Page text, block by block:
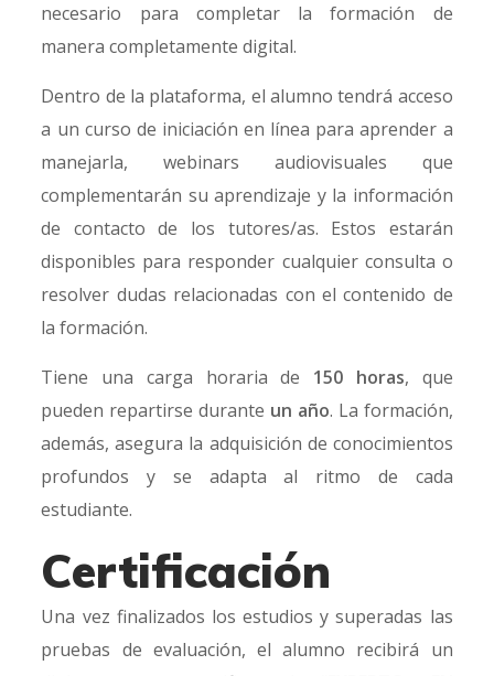
necesario para completar la formación de
manera completamente digital.
Dentro de la plataforma, el alumno tendrá acceso
a un curso de iniciación en línea para aprender a
manejarla, webinars audiovisuales que
complementarán su aprendizaje y la información
de contacto de los tutores/as. Estos estarán
disponibles para responder cualquier consulta o
resolver dudas relacionadas con el contenido de
la formación.
Tiene una carga horaria de 150 horas, que
pueden repartirse durante un año. La formación,
además, asegura la adquisición de conocimientos
profundos y se adapta al ritmo de cada
estudiante.
Certificación
Una vez finalizados los estudios y superadas las
pruebas de evaluación, el alumno recibirá un